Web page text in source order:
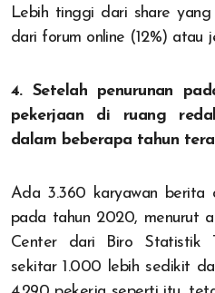
Lebih tinggi dari share
dari forum online (12%) atau
4. Setelah penurunan
pekerjaan di ruang
dalam beberapa tahun
Ada 3.360 karyawan berita
pada tahun 2020, menurut
Center dari Biro Statistik
sekitar 1.000 lebih sedikit